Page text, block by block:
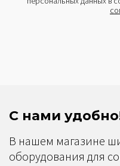
С нами
В нашем магазине
оборудования для